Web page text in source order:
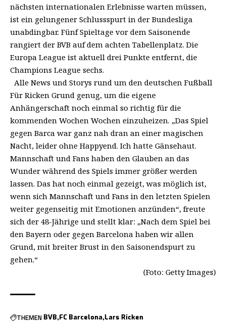
nächsten internationalen Erlebnisse warten müssen,
ist ein gelungener Schlussspurt in der Bundesliga
unabdingbar. Fünf Spieltage vor dem Saisonende
rangiert der BVB auf dem achten Tabellenplatz. Die
Europa League ist aktuell drei Punkte entfernt, die
Champions League sechs.
Alle News und Storys rund um den deutschen Fußball
Für Ricken Grund genug, um die eigene
Anhängerschaft noch einmal so richtig für die
kommenden Wochen Wochen einzuheizen. „Das Spiel
gegen Barca war ganz nah dran an einer magischen
Nacht, leider ohne Happyend. Ich hatte Gänsehaut.
Mannschaft und Fans haben den Glauben an das
Wunder während des Spiels immer größer werden
lassen. Das hat noch einmal gezeigt, was möglich ist,
wenn sich Mannschaft und Fans in den letzten Spielen
weiter gegenseitig mit Emotionen anzünden“, freute
sich der 48-Jährige und stellt klar: „Nach dem Spiel bei
den Bayern oder gegen Barcelona haben wir allen
Grund, mit breiter Brust in den Saisonendspurt zu
gehen.“
(Foto: Getty Images)
THEMEN BVB FC Barcelona Lars Ricken